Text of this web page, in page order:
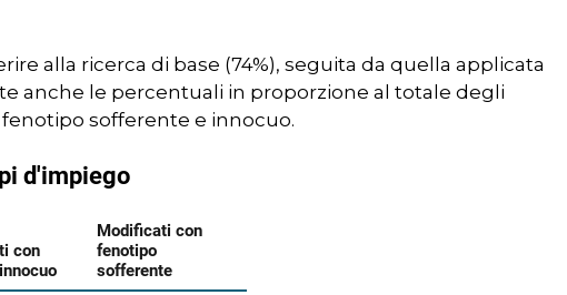
alla ricerca di base (74%), seguita da quella applicata
anche le percentuali in proporzione al totale degli
sofferente e innocuo.